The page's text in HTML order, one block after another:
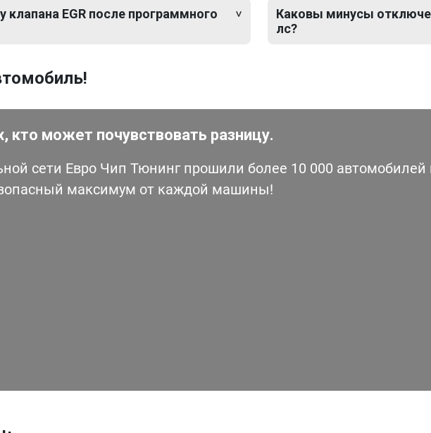
клапана EGR после программного
Каковы минусы
лс?
может почувствовать разницу.
сети Евро Чип Тюнинг прошили более 10 000 автомобилей
максимум от каждой машины!